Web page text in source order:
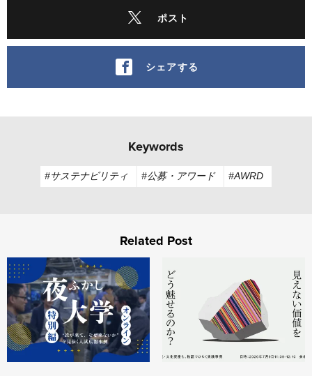
ポスト
シェアする
Keywords
#サステナビリティ #公募・アワード #AWRD
Related Post
【アーカイブ配信】"誰が来て、なぜ来ないか"を見抜く入